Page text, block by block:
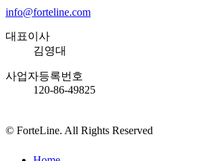
info@forteline.com
대표이사
김영대
사업자등록번호
120-86-49825
© ForteLine. All Rights Reserved